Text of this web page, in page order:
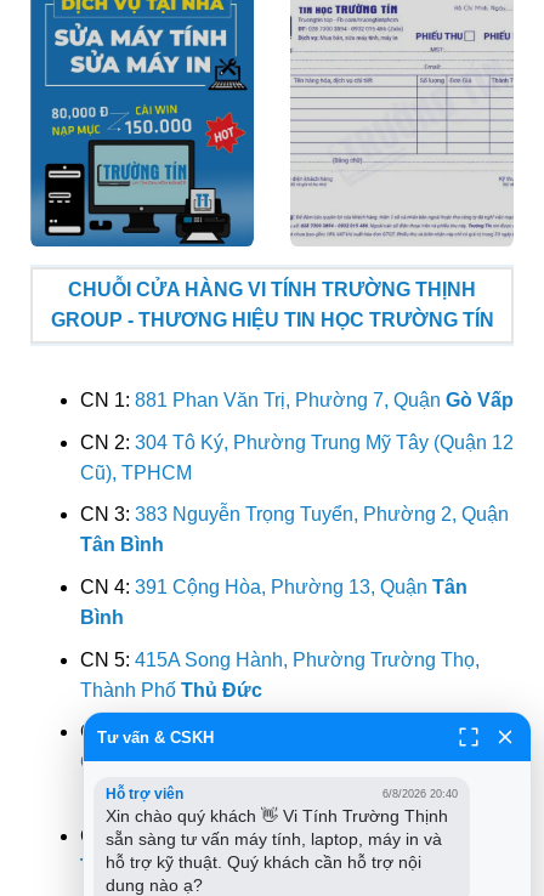
CHUỖI CỬA HÀNG VI TÍNH TRƯỜNG THỊNH
GROUP - THƯƠNG HIỆU TIN HỌC TRƯỜNG TÍN
CN 1: 881 Phan Văn Trị, Phường 7, Quận Gò Vấp
CN 2: 304 Tô Ký, Phường Trung Mỹ Tây (Quận 12
Cũ), TPHCM
CN 3: 383 Nguyễn Trọng Tuyển, Phường 2, Quận
Tân Bình
CN 4: 391 Cộng Hòa, Phường 13, Quận Tân
Bình
CN 5: 415A Song Hành, Phường Trường Thọ,
Thành Phố Thủ Đức
CN 6:709 Nguyễn Xiển, Phường Long Thạnh Mỹ,
QuậnThủ Đức
CN 7: 264F Bạch Đằng, Phường 24, Quận
Thạnh
Tư vấn & CSKH
Hỗ trợ viên 6/8/2026 20:40
Xin chào quý khách 👋 Vi Tính Trường Thịnh
sẵn sàng tư vấn máy tính, laptop, máy in và
hỗ trợ kỹ thuật. Quý khách cần hỗ trợ nội
dung nào ạ?